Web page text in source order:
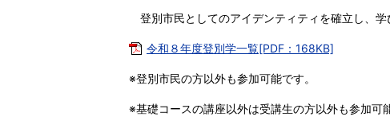
登別市民としてのアイデンティティを確立し、学
令和８年度登別学一覧[PDF：168KB]
※登別市民の方以外も参加可能です。
※基礎コースの講座以外は受講生の方以外も参加可